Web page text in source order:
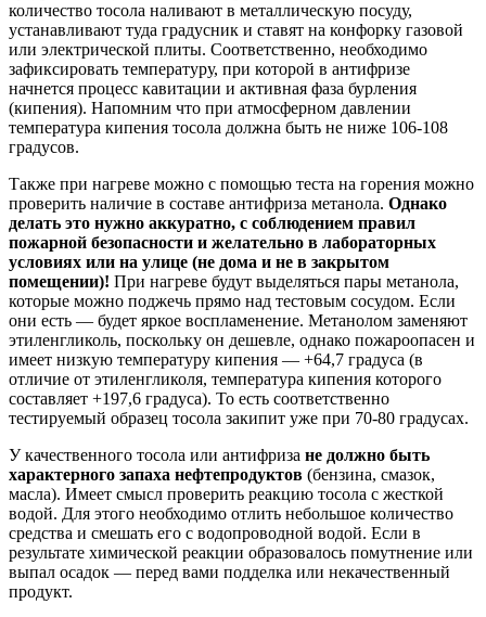
количество тосола наливают в металлическую посуду,
устанавливают туда градусник и ставят на конфорку газовой
или электрической плиты. Соответственно, необходимо
зафиксировать температуру, при которой в антифризе
начнется процесс кавитации и активная фаза бурления
(кипения). Напомним что при атмосферном давлении
температура кипения тосола должна быть не ниже 106-108
градусов.
Также при нагреве можно с помощью теста на горения можно
проверить наличие в составе антифриза метанола. Однако
делать это нужно аккуратно, с соблюдением правил
пожарной безопасности и желательно в лабораторных
условиях или на улице (не дома и не в закрытом
помещении)! При нагреве будут выделяться пары метанола,
которые можно поджечь прямо над тестовым сосудом. Если
они есть — будет яркое воспламенение. Метанолом заменяют
этиленгликоль, поскольку он дешевле, однако пожароопасен и
имеет низкую температуру кипения — +64,7 градуса (в
отличие от этиленгликоля, температура кипения которого
составляет +197,6 градуса). То есть соответственно
тестируемый образец тосола закипит уже при 70-80 градусах.
У качественного тосола или антифриза не должно быть
характерного запаха нефтепродуктов (бензина, смазок,
масла). Имеет смысл проверить реакцию тосола с жесткой
водой. Для этого необходимо отлить небольшое количество
средства и смешать его с водопроводной водой. Если в
результате химической реакции образовалось помутнение или
выпал осадок — перед вами подделка или некачественный
продукт.